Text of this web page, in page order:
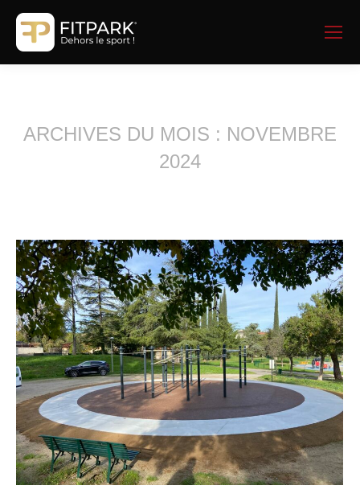
ARCHIVES DU MOIS : NOVEMBRE
2024